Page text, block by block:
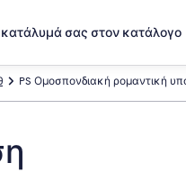
σας στον κατάλογο
PS Ομοσπονδιακή ρομαντική